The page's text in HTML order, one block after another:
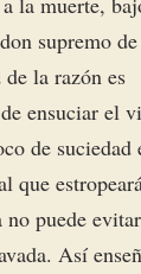
supremo
la razón es
ensuciar el
de suciedad
que
puede
Así